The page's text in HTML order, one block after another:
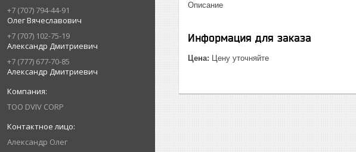
+7 (707) 794-44-91
Олег Вячеславович
+7 (707) 102-75-19
Александр Дмитриевич
+7 (777) 677-70-85
Александр Дмитриевич
ТОО DVIV CORP
Александр Олег
Описание
Информация для заказа
Цена: Цену уточняйте